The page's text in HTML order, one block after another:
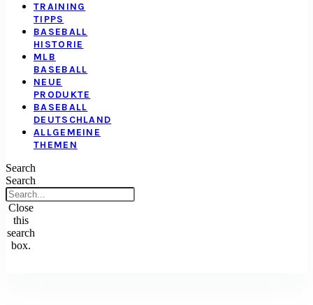
TRAINING
TIPPS
BASEBALL
HISTORIE
MLB
BASEBALL
NEUE
PRODUKTE
BASEBALL
DEUTSCHLAND
ALLGEMEINE
THEMEN
Search
Search
Close
this
search
box.